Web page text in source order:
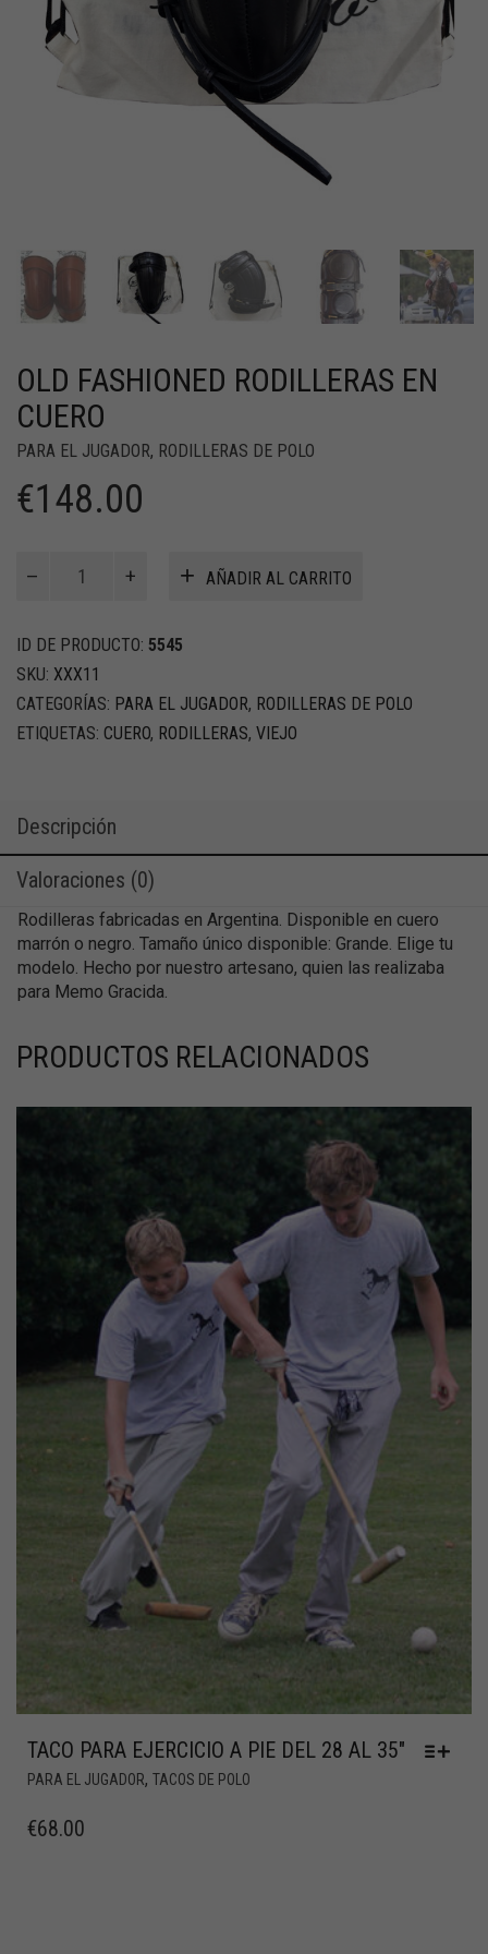
OLD FASHIONED RODILLERAS EN
CUERO
PARA EL JUGADOR, RODILLERAS DE POLO
€148.00
Fashioned
en
cuero
cantidad
AÑADIR AL CARRITO
ID DE PRODUCTO: 5545
SKU: XXX11
CATEGORÍAS: PARA EL JUGADOR, RODILLERAS DE POLO
ETIQUETAS: CUERO, RODILLERAS, VIEJO
Descripción
Valoraciones (0)
Rodilleras fabricadas en Argentina. Disponible en cuero
marrón o negro. Tamaño único disponible: Grande. Elige tu
modelo. Hecho por nuestro artesano, quien las realizaba
para Memo Gracida.
PRODUCTOS RELACIONADOS
TACO PARA EJERCICIO A PIE DEL 28 AL 35″
PARA EL JUGADOR, TACOS DE POLO
€68.00